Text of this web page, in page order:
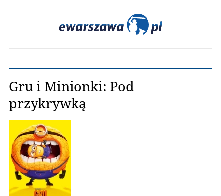
Gru i Minionki: Pod
przykrywką